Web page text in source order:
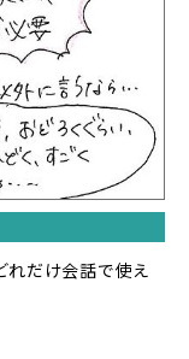
れだけ会話で使え